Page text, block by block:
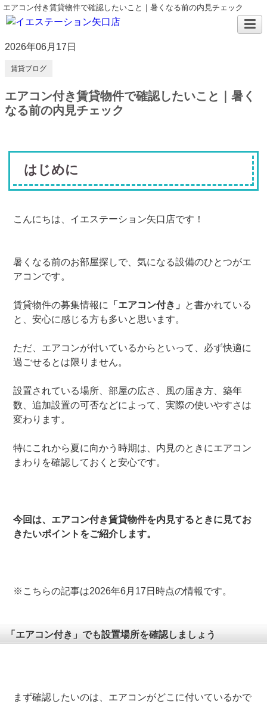
エアコン付き賃貸物件で確認したいこと｜暑くなる前の内見チェック
2026年06月17日
賃貸ブログ
エアコン付き賃貸物件で確認したいこと｜暑く
なる前の内見チェック
はじめに
こんにちは、イエステーション矢口店です！
暑くなる前のお部屋探しで、気になる設備のひとつがエ
アコンです。
賃貸物件の募集情報に 「エアコン付き」 と書かれている
と、安心に感じる方も多いと思います。
ただ、エアコンが付いているからといって、必ず快適に
過ごせるとは限りません。
設置されている場所、部屋の広さ、風の届き方、築年
数、追加設置の可否などによって、実際の使いやすさは
変わります。
特にこれから夏に向かう時期は、内見のときにエアコン
まわりを確認しておくと安心です。
今回は、エアコン付き賃貸物件を内見するときに見てお
きたいポイントをご紹介します。
※こちらの記事は2026年6月17日時点の情報です。
「エアコン付き」でも設置場所を確認しましょう
まず確認したいのは、エアコンがどこに付いているかで